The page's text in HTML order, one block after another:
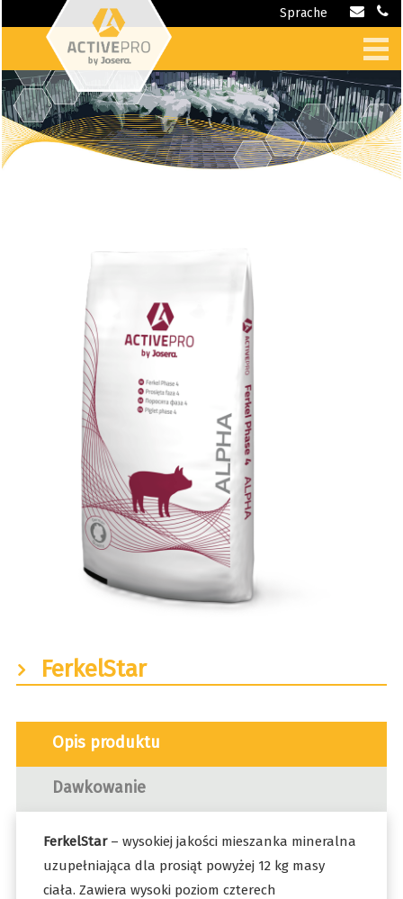
Sprache
FerkelStar
Opis produktu
Dawkowanie
FerkelStar– wysokiej jakości mieszanka mineralna
uzupełniająca dla prosiąt powyżej 12 kg masy
ciała. Zawiera wysoki poziom czterech